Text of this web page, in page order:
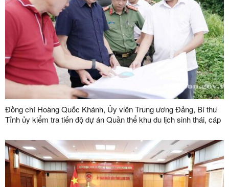
Đồng chí Hoàng Quốc Khánh, Ủy viên Trung ương Đảng, Bí thư
Tỉnh ủy kiểm tra tiến độ dự án Quần thể khu du lịch sinh thái, cáp